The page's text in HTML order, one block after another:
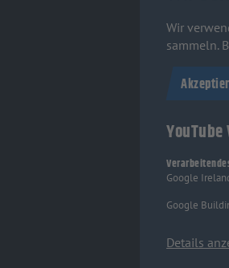
Wir
sammeln.
YouTube
Google
Google
Details